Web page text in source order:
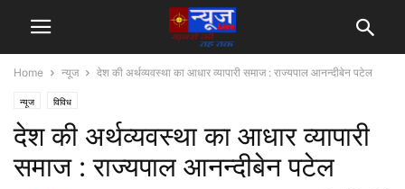
Home न्यूज देश की अर्थव्यवस्था का आधार व्यापारी समाज : राज्यपाल आनन्दीबेन पटेल
न्यूज विविध
देश की अर्थव्यवस्था का आधार व्यापारी
समाज : राज्यपाल आनन्दीबेन पटेल